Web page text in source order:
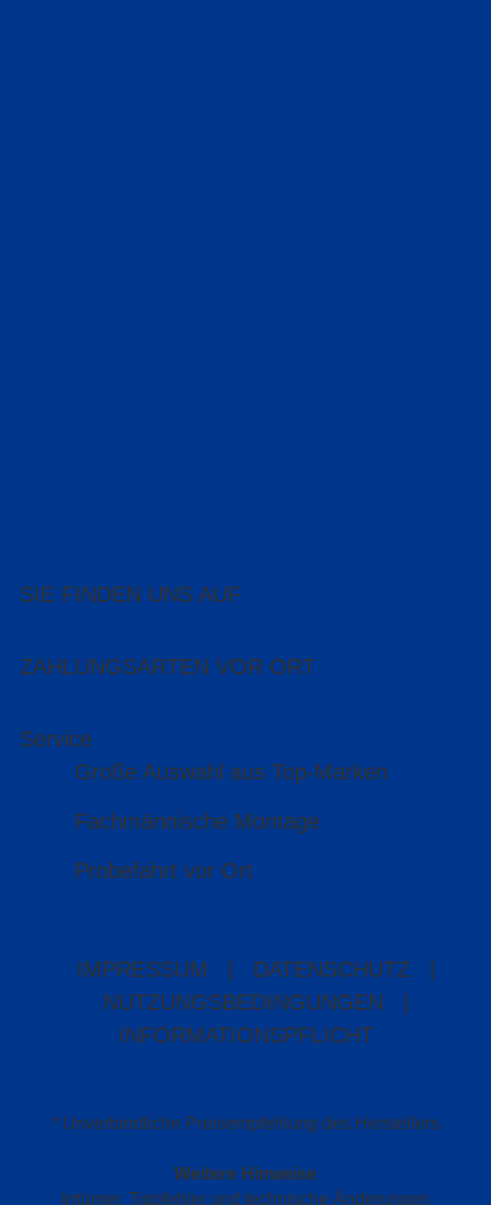
SIE FINDEN UNS AUF
ZAHLUNGSARTEN VOR ORT
Service
Große Auswahl aus Top-Marken
Fachmännische Montage
Probefahrt vor Ort
IMPRESSUM DATENSCHUTZ
NUTZUNGSBEDINGUNGEN
INFORMATIONSPFLICHT
* Unverbindliche Preisempfehlung des Herstellers
Weitere Hinweise
Irrtümer, Tippfehler und technische Änderungen